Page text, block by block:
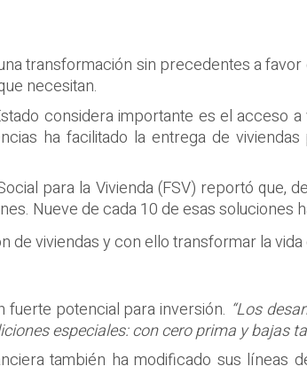
transformación sin precedentes a
necesitan.
considera importante es el acceso
ha facilitado la entrega de
para la Vivienda (FSV) reportó que,
Nueve de cada 10 de esas soluciones
de viviendas y con ello transformar la
fuerte potencial para inversión. “Los
especiales: con cero prima y bajas
también ha modificado sus